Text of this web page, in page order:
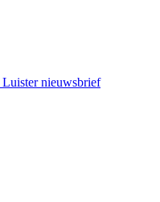
nieuwsbrief